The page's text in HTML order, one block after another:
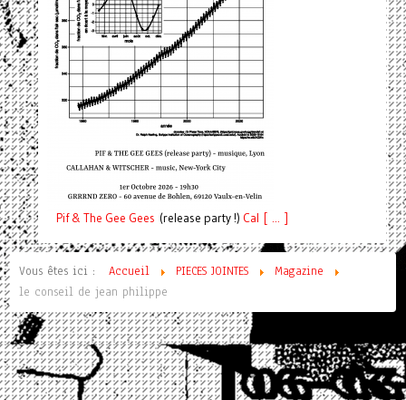
Pif& The Gee Gees (release party !) Cal [ ... ]
Vous êtes ici : Accueil PIECES JOINTES
Magazine
le conseil de jean philippe